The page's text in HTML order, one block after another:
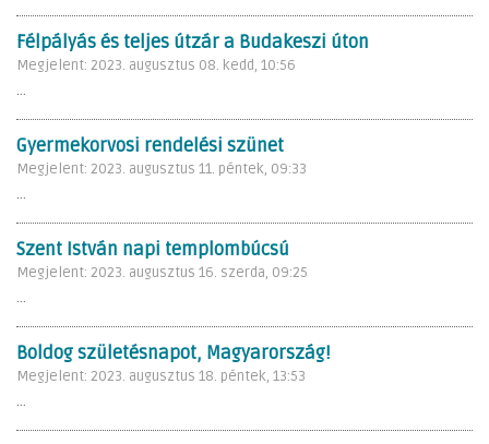
Félpályás és teljes útzár a Budakeszi úton
Megjelent: 2023. augusztus 08. kedd, 10:56
...
Gyermekorvosi rendelési szünet
Megjelent: 2023. augusztus 11. péntek, 09:33
...
Szent István napi templombúcsú
Megjelent: 2023. augusztus 16. szerda, 09:25
...
Boldog születésnapot, Magyarország!
Megjelent: 2023. augusztus 18. péntek, 13:53
...